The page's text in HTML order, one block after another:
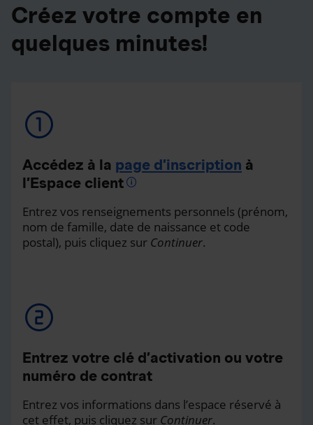
Créez votre compte en
quelques minutes!
Accédez à la page d’inscription à
l’Espace client
Entrez vos renseignements personnels (prénom,
nom de famille, date de naissance et code
postal), puis cliquez sur Continuer.
Entrez votre clé d’activation ou votre
numéro de contrat
Entrez vos informations dans l’espace réservé à
cet effet, puis cliquez sur Continuer.